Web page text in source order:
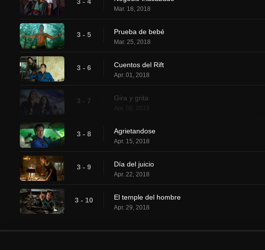
3 - 4
Mar. 18, 2018
3 - 5 Prueba de bebé
Mar. 25, 2018
3 - 6 Cuentos del Rift
Apr. 01, 2018
3 - 7 Gira y grita
3 - 8 Agrietandose
Apr. 15, 2018
3 - 9 Día del juicio
Apr. 22, 2018
3 - 10 El temple del hombre
Apr. 29, 2018